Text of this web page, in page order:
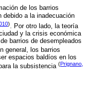
de los barrios
debido a la inadecuación
)
. Por otro lado, la teoría
y la crisis económica
barrios de desempleados
general, los barrios
espacios baldíos en los
la subsistencia (Prignano,